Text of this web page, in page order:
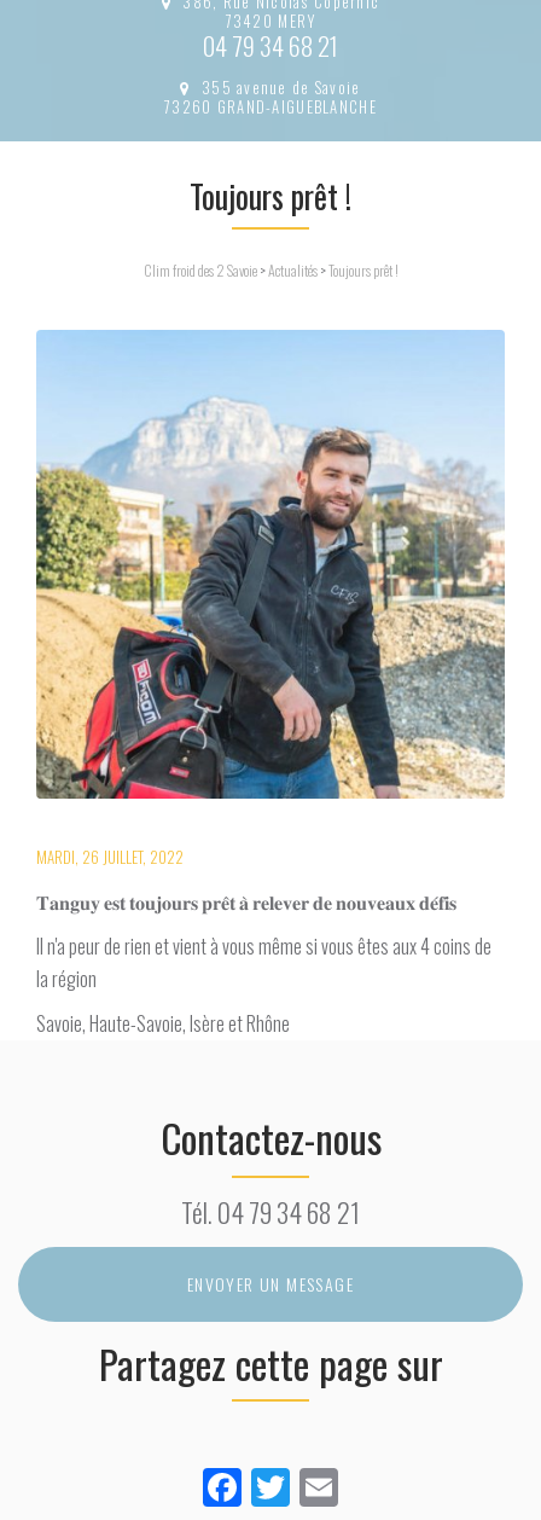
73420 MERY
04 79 34 68 21
355 avenue de Savoie
73260 GRAND-AIGUEBLANCHE
Toujours prêt !
Clim froid des 2 Savoie>Actualités>Toujours prêt !
MARDI, 26 JUILLET, 2022
𝐓𝐚𝐧𝐠𝐮𝐲 𝐞𝐬𝐭 𝐭𝐨𝐮𝐣𝐨𝐮𝐫𝐬 𝐩𝐫𝐞̂𝐭 𝐚̀ 𝐫𝐞𝐥𝐞𝐯𝐞𝐫 𝐝𝐞 𝐧𝐨𝐮𝐯𝐞𝐚𝐮𝐱 𝐝𝐞́𝐟𝐢𝐬
Il n'a peur de rien et vient à vous même si vous êtes aux 4 coins de
la région
Savoie, Haute-Savoie, Isère et Rhône
Contactez-nous
Tél.04 79 34 68 21
ENVOYER UN MESSAGE
Partagez cette page sur
Facebook
Twitter